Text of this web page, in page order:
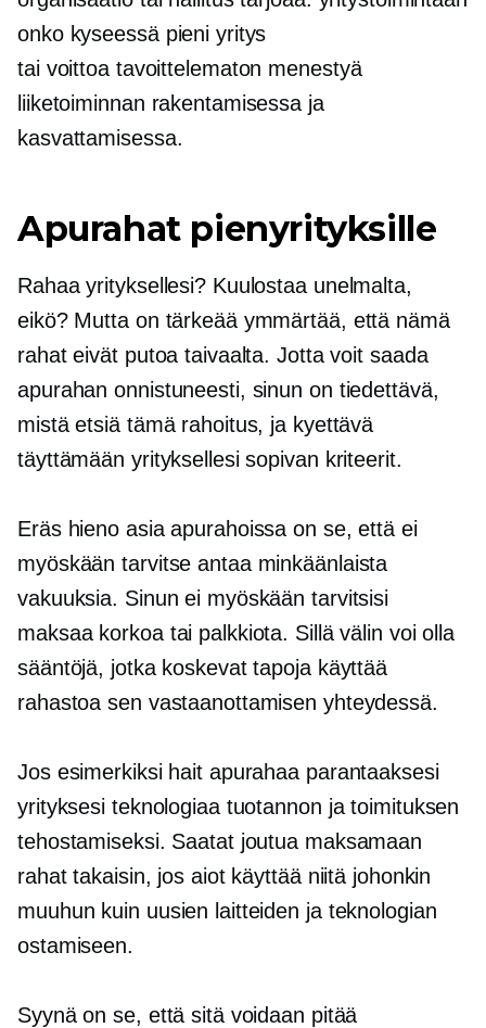
onko kyseessä pieni yritys
tai voittoa tavoittelematon menestyä
liiketoiminnan rakentamisessa ja
kasvattamisessa.
Apurahat pienyrityksille
Rahaa yrityksellesi? Kuulostaa unelmalta,
eikö? Mutta on tärkeää ymmärtää, että nämä
rahat eivät putoa taivaalta. Jotta voit saada
apurahan onnistuneesti, sinun on tiedettävä,
mistä etsiä tämä rahoitus, ja kyettävä
täyttämään yrityksellesi sopivan kriteerit.
Eräs hieno asia apurahoissa on se, että ei
myöskään tarvitse antaa minkäänlaista
vakuuksia. Sinun ei myöskään tarvitsisi
maksaa korkoa tai palkkiota. Sillä välin voi olla
sääntöjä, jotka koskevat tapoja käyttää
rahastoa sen vastaanottamisen yhteydessä.
Jos esimerkiksi hait apurahaa parantaaksesi
yrityksesi teknologiaa tuotannon ja toimituksen
tehostamiseksi. Saatat joutua maksamaan
rahat takaisin, jos aiot käyttää niitä johonkin
muuhun kuin uusien laitteiden ja teknologian
ostamiseen.
Syynä on se, että sitä voidaan pitää